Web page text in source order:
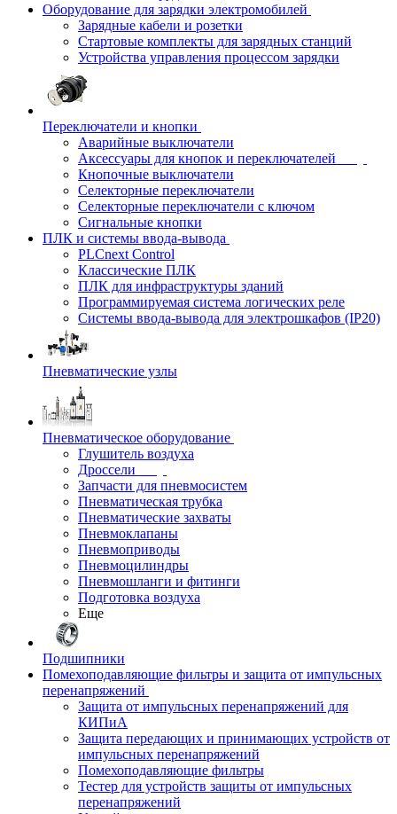
Оборудование для зарядки электромобилей
Зарядные кабели и розетки
Стартовые комплекты для зарядных станций
Устройства управления процессом зарядки
Переключатели и кнопки
Аварийные выключатели
Аксессуары для кнопок и переключателей
Кнопочные выключатели
Селекторные переключатели
Селекторные переключатели с ключом
Сигнальные кнопки
ПЛК и системы ввода-вывода
PLCnext Control
Классические ПЛК
ПЛК для инфраструктуры зданий
Программируемая система логических реле
Системы ввода-вывода для электрошкафов (IP20)
Пневматические узлы
Пневматическое оборудование
Глушитель воздуха
Дроссели
Запчасти для пневмосистем
Пневматическая трубка
Пневматические захваты
Пневмоклапаны
Пневмоприводы
Пневмоцилиндры
Пневмошланги и фитинги
Подготовка воздуха
Еще
Подшипники
Помехоподавляющие фильтры и защита от импульсных
перенапряжений
Защита от импульсных перенапряжений для
КИПиА
Защита передающих и принимающих устройств от
импульсных перенапряжений
Помехоподавляющие фильтры
Тестер для устройств защиты от импульсных
перенапряжений